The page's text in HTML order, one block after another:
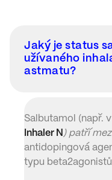
Jaký je status
užívaného
astmatu?
Salbutamol (např.
Inhaler N ) patří
antidopingová
typu